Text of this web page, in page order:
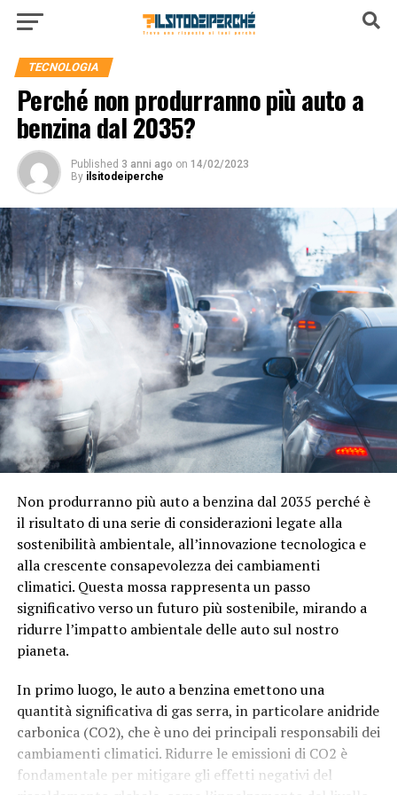
TECNOLOGIA
Perché non produrranno più auto a
benzina dal 2035?
Published 3 anni ago on 14/02/2023
By ilsitodeiperche
Non produrranno più auto a benzina dal 2035 perché è
il risultato di una serie di considerazioni legate alla
sostenibilità ambientale, all’innovazione tecnologica e
alla crescente consapevolezza dei cambiamenti
climatici. Questa mossa rappresenta un passo
significativo verso un futuro più sostenibile, mirando a
ridurre l’impatto ambientale delle auto sul nostro
pianeta.
In primo luogo, le auto a benzina emettono una
quantità significativa di gas serra, in particolare anidride
carbonica (CO2), che è uno dei principali responsabili dei
cambiamenti climatici. Ridurre le emissioni di CO2 è
fondamentale per mitigare gli effetti negativi del